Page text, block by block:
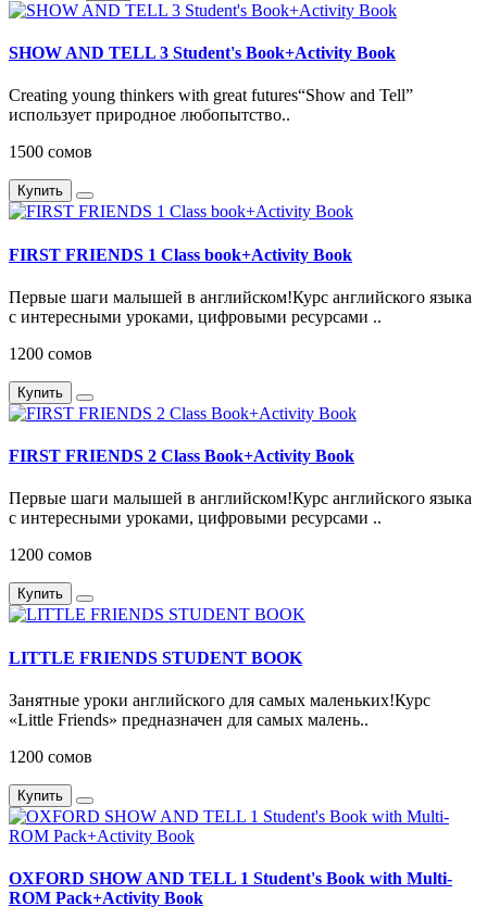
SHOW AND TELL 3 Student's Book+Activity Book
Creating young thinkers with great futures“Show and Tell”
использует природное любопытство..
1500 сомов
Купить
FIRST FRIENDS 1 Class book+Activity Book
Первые шаги малышей в английском!Курс английского языка
с интересными уроками, цифровыми ресурсами ..
1200 сомов
Купить
FIRST FRIENDS 2 Class Book+Activity Book
Первые шаги малышей в английском!Курс английского языка
с интересными уроками, цифровыми ресурсами ..
1200 сомов
Купить
LITTLE FRIENDS STUDENT BOOK
Занятные уроки английского для самых маленьких!Курс
«Little Friends» предназначен для самых малень..
1200 сомов
Купить
OXFORD SHOW AND TELL 1 Student's Book with Multi-
ROM Pack+Activity Book